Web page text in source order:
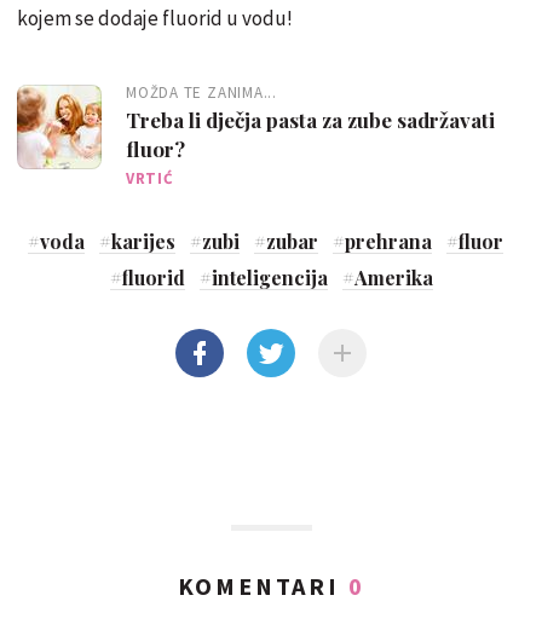
kojem se dodaje fluorid u vodu!
MOŽDA TE ZANIMA...
Treba li dječja pasta za zube sadržavati
fluor?
VRTIĆ
#voda #karijes #zubi #zubar #prehrana #fluor
#fluorid #inteligencija #Amerika
KOMENTARI 0